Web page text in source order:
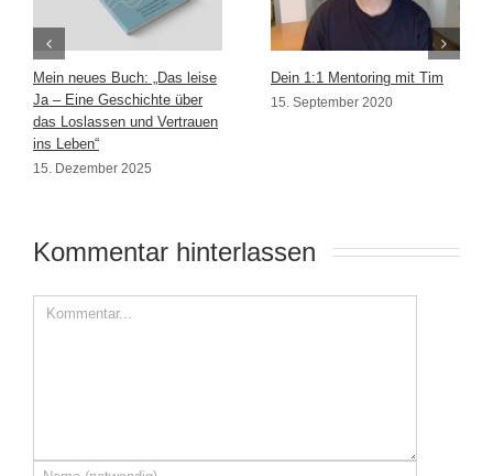
Mein neues Buch: „Das leise
Ja – Eine Geschichte über
das Loslassen und Vertrauen
ins Leben“
15. Dezember 2025
Dein 1:1 Mentoring mit Tim
15. September 2020
Kommentar hinterlassen